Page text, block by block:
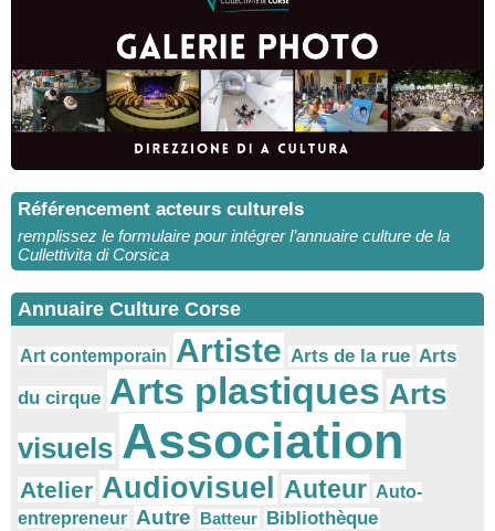
Référencement acteurs culturels
remplissez le formulaire pour intégrer l’annuaire culture de la
Cullettivita di Corsica
Annuaire Culture Corse
Art contemporain Artiste Arts de la rue Arts
du cirque Arts plastiques Arts
visuels Association
Atelier Audiovisuel Auteur Auto-
entrepreneur Autre Batteur Bibliothèque